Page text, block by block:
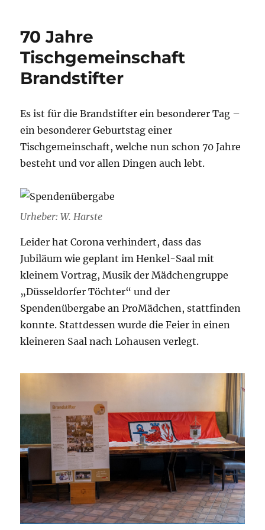
70 Jahre
Tischgemeinschaft
Brandstifter
Es ist für die Brandstifter ein besonderer Tag –
ein besonderer Geburtstag einer
Tischgemeinschaft, welche nun schon 70 Jahre
besteht und vor allen Dingen auch lebt.
Urheber: W. Harste
Leider hat Corona verhindert, dass das
Jubiläum wie geplant im Henkel-Saal mit
kleinem Vortrag, Musik der Mädchengruppe
„Düsseldorfer Töchter“ und der
Spendenübergabe an ProMädchen, stattfinden
konnte. Stattdessen wurde die Feier in einen
kleineren Saal nach Lohausen verlegt.